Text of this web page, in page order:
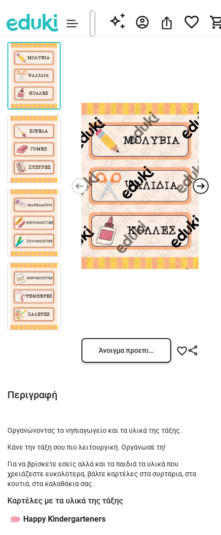
Άνοιγμα προεπισκόπησης
Περιγραφή
Οργανώνοντας το νηπιαγωγείο και τα υλικά της τάξης.
Κάνε την τάξη σου πιο λειτουργική. Οργάνωσέ τη!
Για να βρίσκετε εσείς αλλά και τα παιδιά τα υλικά που
χρειάζεστε ευκολότερα, βάλτε καρτέλες στα συρτάρια, στα
κουτιά, στα καλαθάκια σας.
Καρτέλες με τα υλικά της τάξης
Happy Kindergarteners